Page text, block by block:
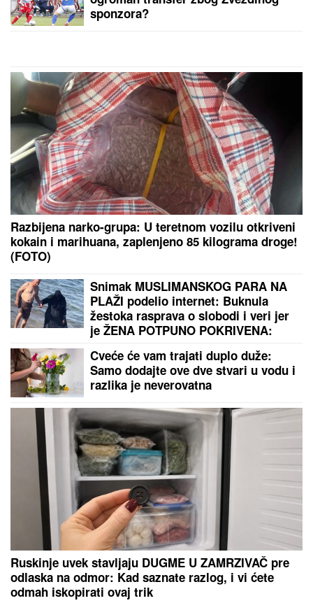
Vuk Mob opet šokira izjavom!
MNOGE OD OVIH PESAMA OBOŽAVATE
Ovo je 10
izvođača - ostaćete u čudu kad vidite spisak
Godinama gledate ovu rupicu na lavabou, a ne znate
čemu služi: Može da vas spase od poplave i skupe
štete!